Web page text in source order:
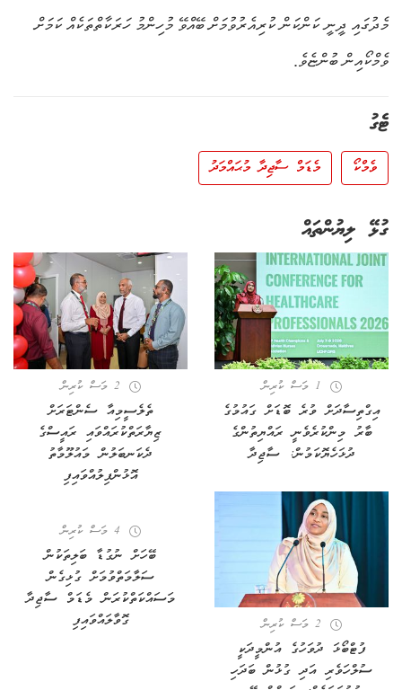
މެދުގައި ދީނީ ކަންކަން ކުރިއެރުވުމަށް ބޭއްވޭ މުހިންމު ހަރަކާތްތަކެއް ކަމަށް
ވެމްކޯއިން ބުންޏެވެ.
ޓެގު
ވެމްކޯ މެޑަމް ސާޖިދާ މުޙައްމަދު
ގުޅޭ ލިޔުންތައް
1 މަސް ކުރިން
އިގްތިސާދަށް ވުރެ ބޮޑަށް ގައުމުގެ
ބާރު މިންކުރެވެނީ ރައްޔިތުންގެ
ދުޅަހެޔޮކަމުން: ސާޖިދާ
2 މަސް ކުރިން
ތެލެސީމިއާ ސެންޓަރަށް
ޒިޔާރަތްކުރައްވައި ރައީސްގެ
ދެކަނބަލުން މައުލޫމާތު
އޮޅުންފިލުއްވައިފި
2 މަސް ކުރިން
ފުޓްބޯޅަ ދުވަހުގެ އުންމީދަކީ
ސުލްހަވެރި އަދި ގުޅުން ބަދަހި
4 މަސް ކުރިން
ބޭހަށް ނުގުޑާ ބަލިތަކުން
ސަލާމަތްވުމަށް ގުޅިގެން
މަސައްކަތްކުރަން މެޑަމް ސާޖިދާ
ގޮވާލައްވައިފި